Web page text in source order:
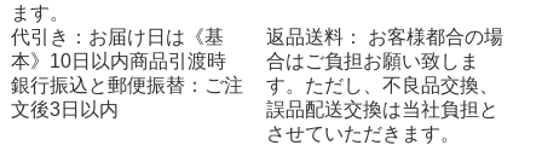
ます。
代引き：お届け日は《基
本》10日以内商品引渡時
銀行振込と郵便振替：ご注
文後3日以内
返品送料： お客様都合の場
合はご負担お願い致しま
す。ただし、不良品交換、
誤品配送交換は当社負担と
させていただきます。